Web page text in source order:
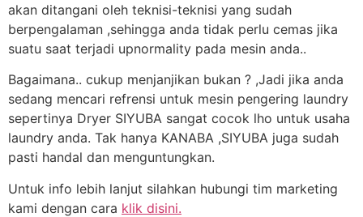
akan ditangani oleh teknisi-teknisi yang sudah
berpengalaman ,sehingga anda tidak perlu cemas jika
suatu saat terjadi upnormality pada mesin anda..
Bagaimana.. cukup menjanjikan bukan ? ,Jadi jika anda
sedang mencari refrensi untuk mesin pengering laundry
sepertinya Dryer SIYUBA sangat cocok lho untuk usaha
laundry anda. Tak hanya KANABA ,SIYUBA juga sudah
pasti handal dan menguntungkan.
Untuk info lebih lanjut silahkan hubungi tim marketing
kami dengan cara klik disini.